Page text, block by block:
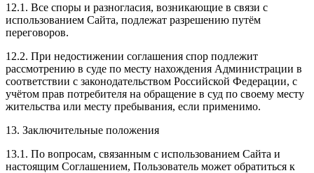
12.1. Все споры и разногласия, возникающие в связи с
использованием Сайта, подлежат разрешению путём
переговоров.
12.2. При недостижении соглашения спор подлежит
рассмотрению в суде по месту нахождения Администрации в
соответствии с законодательством Российской Федерации, с
учётом прав потребителя на обращение в суд по своему месту
жительства или месту пребывания, если применимо.
13. Заключительные положения
13.1. По вопросам, связанным с использованием Сайта и
настоящим Соглашением, Пользователь может обратиться к